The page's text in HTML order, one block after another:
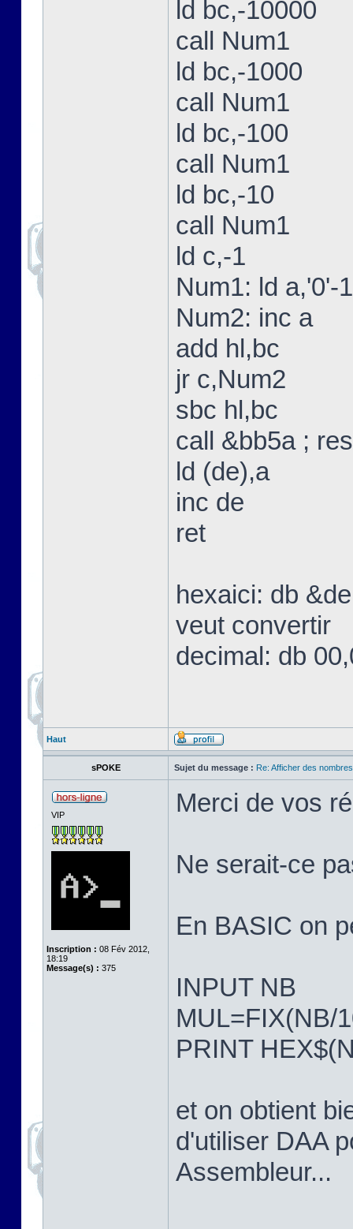
ld bc,-10000
call Num1
ld bc,-1000
call Num1
ld bc,-100
call Num1
ld bc,-10
call Num1
ld c,-1
Num1: ld a,'0'-1
Num2: inc a
add hl,bc
jr c,Num2
sbc hl,bc
call &bb5a ;
ld (de),a
inc de
ret
hexaici: db
veut convertir
decimal: db
Haut
sPOKE Sujet du message : Re: Afficher des
VIP
Inscription : 08 Fév 2012,
18:19
Message(s) : 375
Merci de vos
Ne serait-ce
En BASIC on
INPUT NB
MUL=FIX(NB/
PRINT
et on obtient
d'utiliser DAA
Assembleur...